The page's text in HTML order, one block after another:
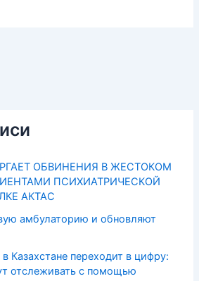
ОБВИНЕНИЯ В ЖЕСТОКОМ
ПСИХИАТРИЧЕСКОЙ
АКТАС
амбулаторию и обновляют
Казахстане переходит в цифру:
отслеживать с помощью